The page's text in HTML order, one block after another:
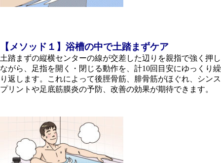
【メソッド１】浴槽の中で土踏まずケア
土踏まずの縦横センターの線が交差した辺りを親指で強く押し
ながら、足指を開く・閉じる動作を、計10回目安にゆっくり繰
り返します。これによって後脛骨筋、腓骨筋がほぐれ、シンス
プリントや足底筋膜炎の予防、改善の効果が期待できます。